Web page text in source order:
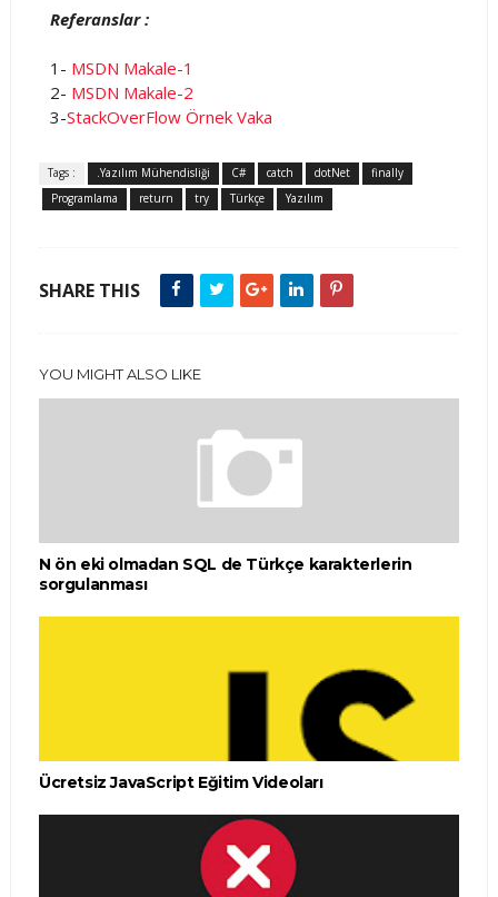
Referanslar :
1- MSDN Makale-1
2- MSDN Makale-2
3-StackOverFlow Örnek Vaka
Tags : .Yazılım Mühendisliği C# catch dotNet
finally
Programlama
return try Türkçe Yazılım
SHARE THIS
YOU MIGHT ALSO LIKE
N ön eki olmadan SQL de Türkçe karakterlerin
sorgulanması
Ücretsiz JavaScript Eğitim Videoları